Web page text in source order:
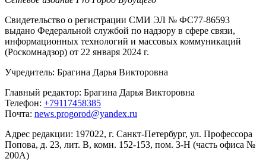
Свидетельство о регистрации СМИ ЭЛ № ФС77-86593
выдано Федеральной службой по надзору в сфере связи,
информационных технологий и массовых коммуникаций
(Роскомнадзор) от 22 января 2024 г.
Учредитель: Брагина Дарья Викторовна
Главный редактор: Брагина Дарья Викторовна
Телефон: +79117458385
Почта: news.progorod@yandex.ru
Адрес редакции: 197022, г. Санкт-Петербург, ул. Профессора
Попова, д. 23, лит. В, комн. 152-153, пом. 3-Н (часть офиса №
200А)